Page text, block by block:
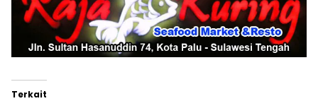
Terkait